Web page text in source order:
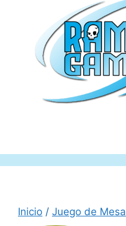
Inicio / Juego de Mesa